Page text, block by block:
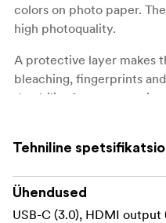
colors on photo paper.
high photoquality.
A protective layer makes
bleaching, fingerprints
durability for your
Tehniline
Ühendused
USB-C (3.0), HDMI output